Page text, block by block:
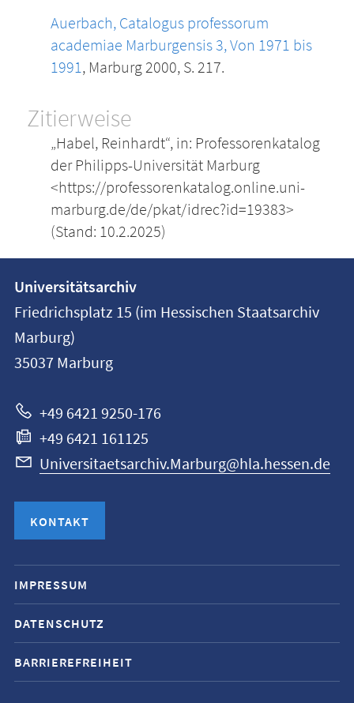
Auerbach, Catalogus professorum
academiae Marburgensis 3, Von 1971 bis
1991, Marburg 2000, S. 217.
Zitierweise
„Habel, Reinhardt“, in: Professorenkatalog
der Philipps-Universität Marburg
<https://professorenkatalog.online.uni-
marburg.de/de/pkat/idrec?id=19383>
(Stand: 10.2.2025)
Kontakt
und
Informationen
zur
Website
der
Universität
Marburg
Universitätsarchiv
Friedrichsplatz 15 (im Hessischen Staatsarchiv
Marburg)
35037 Marburg
+49 6421 9250-176
+49 6421 161125
Universitaetsarchiv.Marburg@hla.hessen.de
KONTAKT
Mobile-
Service-
Navigation
und
Social
IMPRESSUM
DATENSCHUTZ
BARRIEREFREIHEIT